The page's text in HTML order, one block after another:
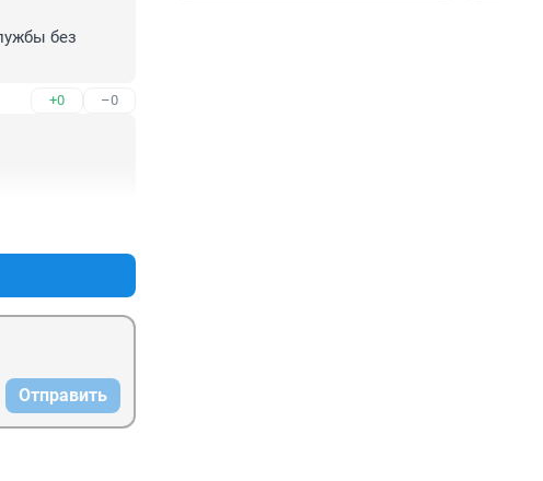
без
службе?
и отменен.
+0 –0
Отправить